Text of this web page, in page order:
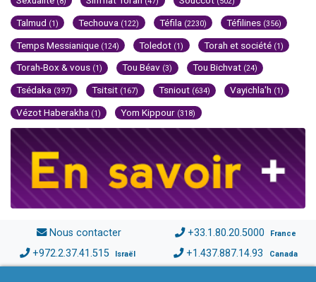
Talmud (1) Techouva (122) Téfila (2230) Téfilines (356)
Temps Messianique (124) Toledot (1) Torah et société (1)
Torah-Box & vous (1) Tou Béav (3) Tou Bichvat (24)
Tsédaka (397) Tsitsit (167) Tsniout (634) Vayichla'h (1)
Vézot Haberakha (1) Yom Kippour (318)
Nous contacter +33.1.80.20.5000 France
+972.2.37.41.515 Israël +1.437.887.14.93 Canada